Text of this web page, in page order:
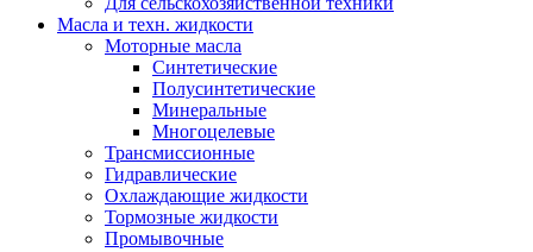
Масла и техн. жидкости
Моторные масла
Синтетические
Полусинтетические
Минеральные
Многоцелевые
Трансмиссионные
Гидравлические
Охлаждающие жидкости
Тормозные жидкости
Промывочные